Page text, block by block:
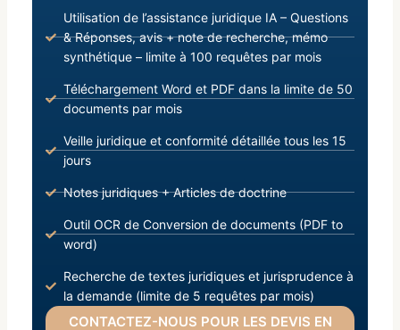
Utilisation de l’assistance juridique IA – Questions
& Réponses, avis + note de recherche, mémo
synthétique – limite à 100 requêtes par mois
Téléchargement Word et PDF dans la limite de 50
documents par mois
Veille juridique et conformité détaillée tous les 15
jours
Notes juridiques + Articles de doctrine
Outil OCR de Conversion de documents (PDF to
word)
Recherche de textes juridiques et jurisprudence à
la demande (limite de 5 requêtes par mois)
CONTACTEZ-NOUS POUR LES DEVIS EN